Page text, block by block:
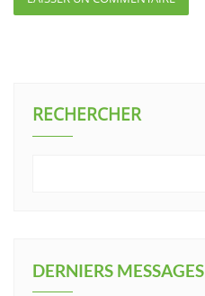
RECHERCHER
DERNIERS MESSAGES